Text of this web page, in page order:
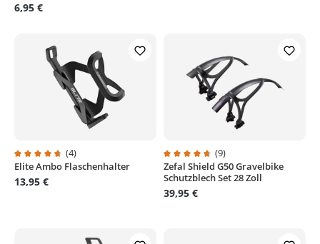
6,95 €
Durchschnittliche Bewertung von 4.7 von 5 Sternen
(4)
Elite Ambo Flaschenhalter
13,95 €
Durchschnittliche Bewertung
(9)
Zefal Shield G50 Gravelbike
Schutzblech Set 28 Zoll
39,95 €